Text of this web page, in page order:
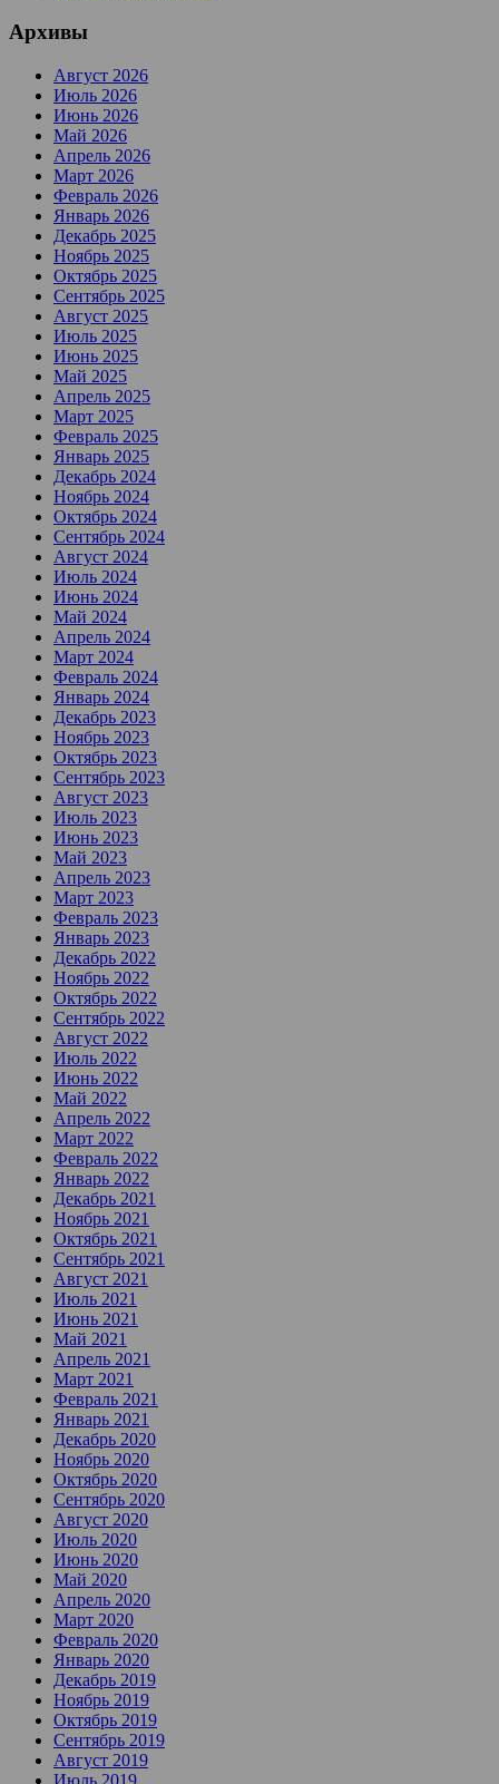
Архивы
Август 2026
Июль 2026
Июнь 2026
Май 2026
Апрель 2026
Март 2026
Февраль 2026
Январь 2026
Декабрь 2025
Ноябрь 2025
Октябрь 2025
Сентябрь 2025
Август 2025
Июль 2025
Июнь 2025
Май 2025
Апрель 2025
Март 2025
Февраль 2025
Январь 2025
Декабрь 2024
Ноябрь 2024
Октябрь 2024
Сентябрь 2024
Август 2024
Июль 2024
Июнь 2024
Май 2024
Апрель 2024
Март 2024
Февраль 2024
Январь 2024
Декабрь 2023
Ноябрь 2023
Октябрь 2023
Сентябрь 2023
Август 2023
Июль 2023
Июнь 2023
Май 2023
Апрель 2023
Март 2023
Февраль 2023
Январь 2023
Декабрь 2022
Ноябрь 2022
Октябрь 2022
Сентябрь 2022
Август 2022
Июль 2022
Июнь 2022
Май 2022
Апрель 2022
Март 2022
Февраль 2022
Январь 2022
Декабрь 2021
Ноябрь 2021
Октябрь 2021
Сентябрь 2021
Август 2021
Июль 2021
Июнь 2021
Май 2021
Апрель 2021
Март 2021
Февраль 2021
Январь 2021
Декабрь 2020
Ноябрь 2020
Октябрь 2020
Сентябрь 2020
Август 2020
Июль 2020
Июнь 2020
Май 2020
Апрель 2020
Март 2020
Февраль 2020
Январь 2020
Декабрь 2019
Ноябрь 2019
Октябрь 2019
Сентябрь 2019
Август 2019
Июль 2019